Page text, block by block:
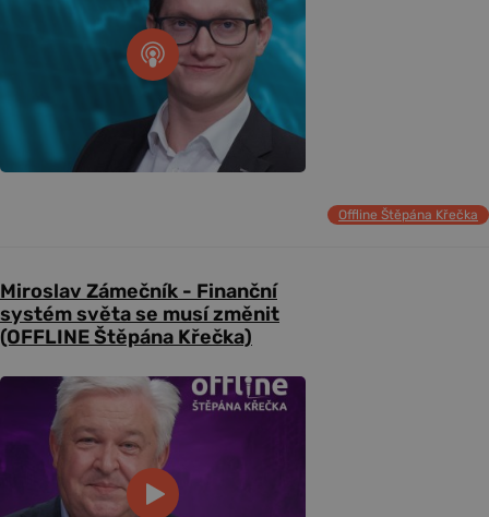
Offline Štěpána Křečka
Miroslav Zámečník - Finanční
systém světa se musí změnit
(OFFLINE Štěpána Křečka)